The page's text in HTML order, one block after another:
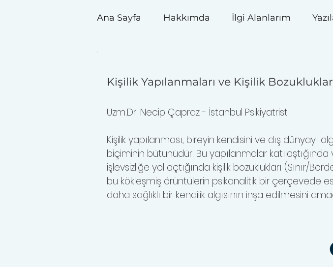
Ana Sayfa Hakkımda İlgi Alanlarım
Kişilik Yapılanmaları ve Kişilik
Uzm.Dr. Necip Çapraz - İstanbul Psikiyatrist
Kişilik yapılanması, bireyin kendisini ve dış dünyayı
biçiminin bütünüdür. Bu yapılanmalar
işlevsizliğe yol açtığında kişilik bozuklukları (Sınır/
bu kökleşmiş örüntülerin psikanalitik bir çerçevede
daha sağlıklı bir kendilik algısının inşa edilmesini